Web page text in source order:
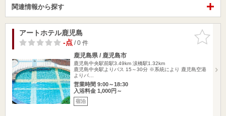
関連情報から探す
お気に入
りに追加
アートホテル鹿児島
-点/ 0 件
鹿児島県 / 鹿児島市
鹿児島中央駅前駅3.49km 涙橋駅1.32km
鹿児島中央駅よりバス 15～30分 ※系統により 鹿児島空港
よりバ…
営業時間 9:00～18:30
入浴料金 1,000円～
宿泊